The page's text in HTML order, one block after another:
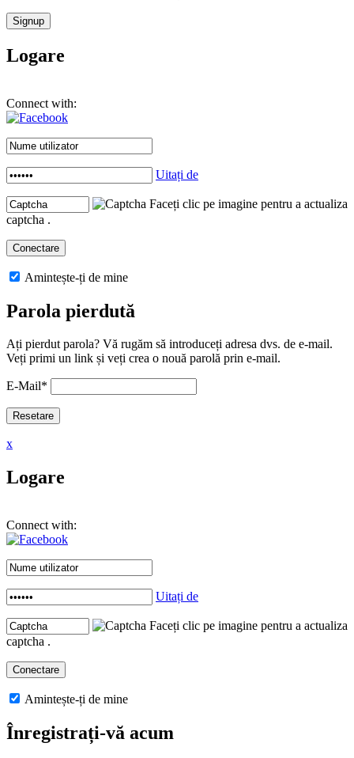
Logare
Connect with:
Uitați de
Faceți clic pe imagine pentru a actualiza
captcha .
Amintește-ți de mine
Parola pierdută
Ați pierdut parola? Vă rugăm să introduceți adresa dvs. de e-mail.
Veți primi un link și veți crea o nouă parolă prin e-mail.
E-Mail*
x
Logare
Connect with:
Uitați de
Faceți clic pe imagine pentru a actualiza
captcha .
Amintește-ți de mine
Înregistrați-vă acum